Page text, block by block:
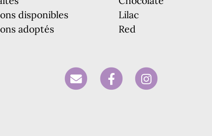
disponibles
adoptés
Lilac
Red